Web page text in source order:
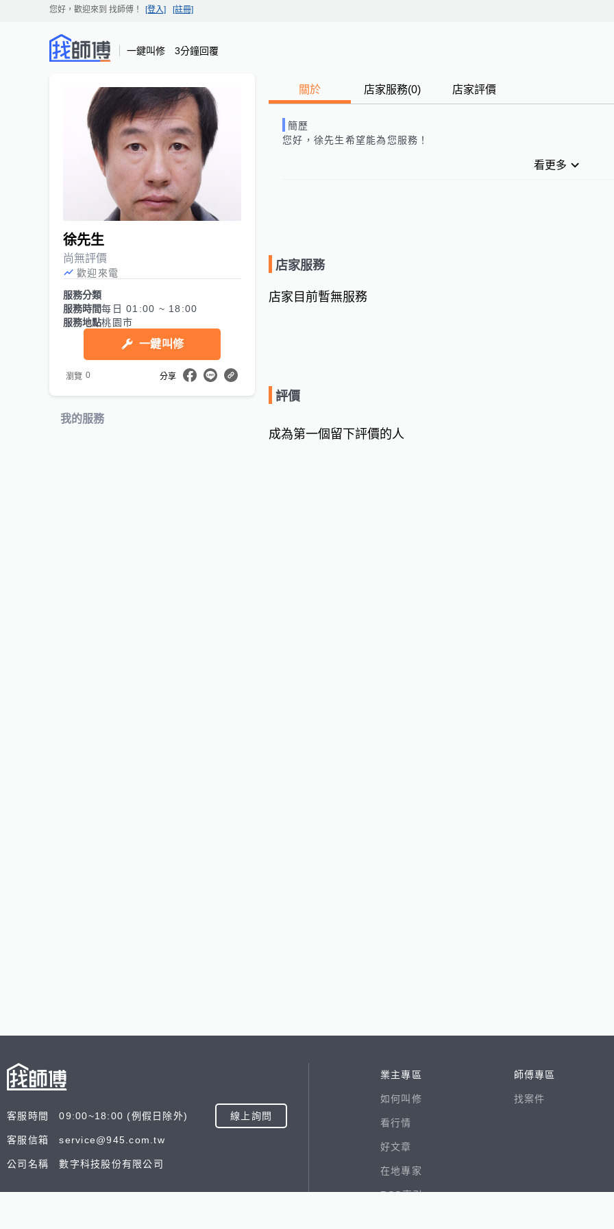
您好，歡迎來到 找師傅 ！ [登入] [註冊]
一鍵叫修 3分鐘回覆
徐先生
尚無評價
歡迎來電
服務分類
服務時間每日 01:00 ~ 18:00
服務地點桃園市
一鍵叫修
瀏覽 0 分享
我的服務
關於 店家服務(0) 店家評價
簡歷
您好， 徐先生希望能為您服務！
看更多
店家服務
店家目前暫無服務
評價
成為第一個留下評價的人
客服時間 09:00~18:00 (例假日除外) 線上詢問
客服信箱 service@945.com.tw
公司名稱 數字科技股份有限公司
業主專區
如何叫修
看行情
好文章
在地專家
RSS索引
師傅專區
找案件